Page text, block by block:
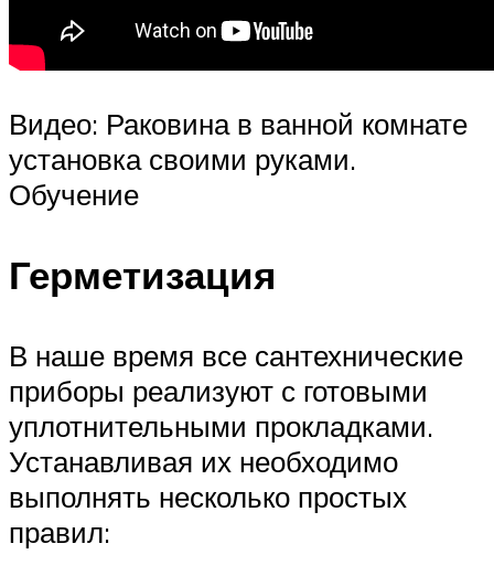
Видео: Раковина в ванной комнате
установка своими руками.
Обучение
Герметизация
В наше время все сантехнические
приборы реализуют с готовыми
уплотнительными прокладками.
Устанавливая их необходимо
выполнять несколько простых
правил: